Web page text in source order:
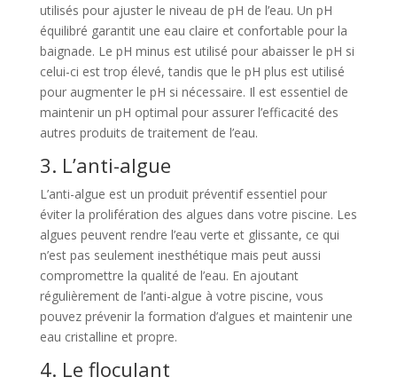
utilisés pour ajuster le niveau de pH de l’eau. Un pH
équilibré garantit une eau claire et confortable pour la
baignade. Le pH minus est utilisé pour abaisser le pH si
celui-ci est trop élevé, tandis que le pH plus est utilisé
pour augmenter le pH si nécessaire. Il est essentiel de
maintenir un pH optimal pour assurer l’efficacité des
autres produits de traitement de l’eau.
3. L’anti-algue
L’anti-algue est un produit préventif essentiel pour
éviter la prolifération des algues dans votre piscine. Les
algues peuvent rendre l’eau verte et glissante, ce qui
n’est pas seulement inesthétique mais peut aussi
compromettre la qualité de l’eau. En ajoutant
régulièrement de l’anti-algue à votre piscine, vous
pouvez prévenir la formation d’algues et maintenir une
eau cristalline et propre.
4. Le floculant